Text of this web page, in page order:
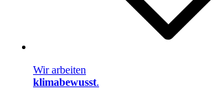
Wir arbeiten
klimabewusst.